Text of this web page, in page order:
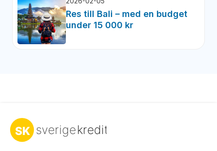
Res till Bali – med en budget
under 15 000 kr